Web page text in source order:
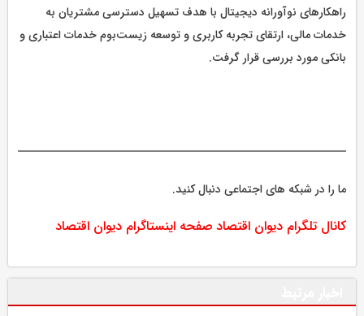
راهکارهای نوآورانه دیجیتال با هدف تسهیل دسترسی مشتریان به
خدمات مالی، ارتقای تجربه کاربری و توسعه زیست‌بوم خدمات اعتباری و
بانکی مورد بررسی قرار گرفت.
ما را در شبکه های اجتماعی دنبال کنید.
کانال تلگرام دیوان اقتصاد صفحه اینستاگرام دیوان اقتصاد